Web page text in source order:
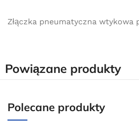
Złączka pneumatyczna
Powiązane produkty
Polecane produkty